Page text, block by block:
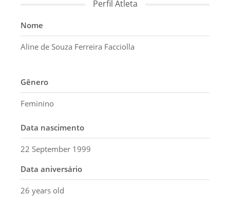
Perfil Atleta
Nome
Aline de Souza Ferreira Facciolla
Gênero
Feminino
Data nascimento
22 September 1999
Data aniversário
26 years old